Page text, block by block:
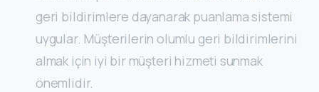
geri bildirimlere dayanarak puanlama sistemi
uygular. Müşterilerin olumlu geri bildirimlerini
almak için iyi bir müşteri hizmeti sunmak
önemlidir.